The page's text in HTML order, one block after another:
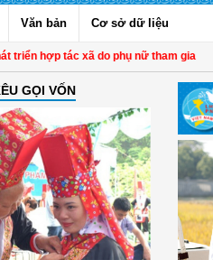
Văn bản Cơ sở dữ liệu
hợp tác xã do phụ nữ tham gia quản lý
GỌI VỐN